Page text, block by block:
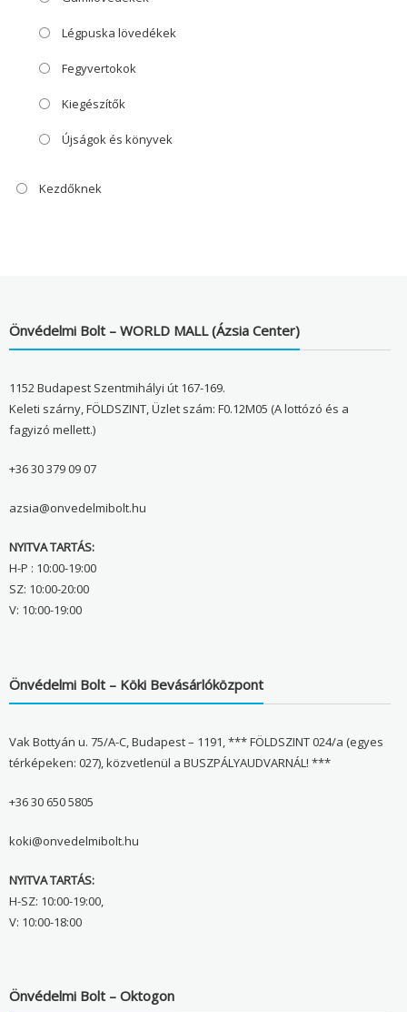
Légpuska lövedékek
Fegyvertokok
Kiegészítők
Újságok és könyvek
Kezdőknek
Önvédelmi Bolt – WORLD MALL (Ázsia Center)
1152 Budapest Szentmihályi út 167-169.
Keleti szárny, FÖLDSZINT, Üzlet szám: F0.12M05 (A lottózó és a
fagyizó mellett.)
+36 30 379 09 07
azsia@onvedelmibolt.hu
NYITVA TARTÁS:
H-P : 10:00-19:00
SZ: 10:00-20:00
V: 10:00-19:00
Önvédelmi Bolt – Köki Bevásárlóközpont
Vak Bottyán u. 75/A-C, Budapest – 1191, *** FÖLDSZINT 024/a (egyes
térképeken: 027), közvetlenül a BUSZPÁLYAUDVARNÁL! ***
+36 30 650 5805
koki@onvedelmibolt.hu
NYITVA TARTÁS:
H-SZ: 10:00-19:00,
V: 10:00-18:00
Önvédelmi Bolt – Oktogon